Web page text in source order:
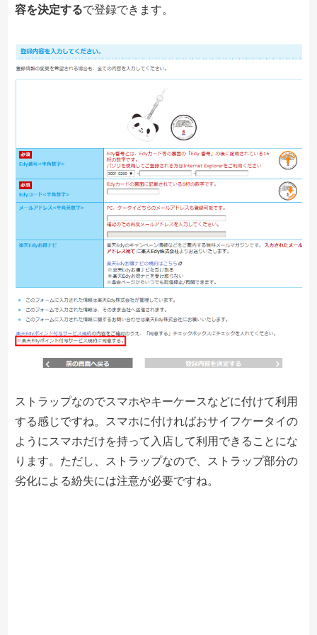
容を決定するで登録できます。
ストラップなのでスマホやキーケースなどに付けて利用
する感じですね。スマホに付ければおサイフケータイの
ようにスマホだけを持って入店して利用できることにな
ります。ただし、ストラップなので、ストラップ部分の
劣化による紛失には注意が必要ですね。